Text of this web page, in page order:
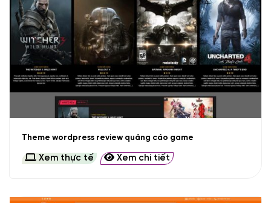
Theme wordpress review quảng cáo game
Xem thực tế Xem chi tiết